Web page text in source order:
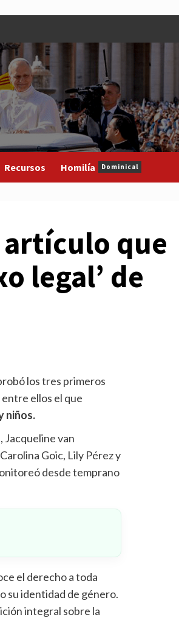
Recursos Homilía Dominical
artículo que
legal’ de
los tres primeros
entre ellos el que
niños.
Jacqueline van
Goic, Lily Pérez y
desde temprano
el derecho a toda
su identidad de género.
integral sobre la